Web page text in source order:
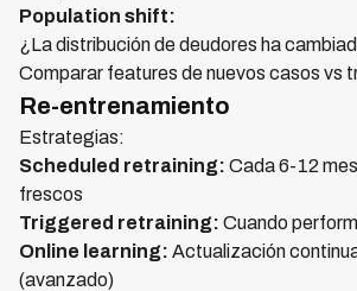
Population shift:
¿La distribución de deudores ha
Comparar features de nuevos casos vs
Re-entrenamiento
Estrategias:
Scheduled retraining: Cada 6-12
frescos
Triggered retraining: Cuando
Online learning: Actualización
(avanzado)